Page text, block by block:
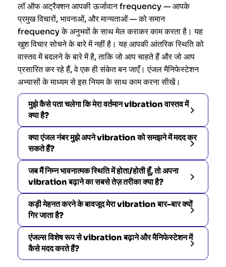
लॉ ऑफ अट्रैक्शन आपकी ऊर्जावान frequency — आपके
प्रमुख विचारों, भावनाओं, और मान्यताओं — को समान
frequency के अनुभवों के साथ मेल कराकर काम करता है। यह
खुश विचार सोचने के बारे में नहीं है। यह आपकी आंतरिक स्थिति को
वास्तव में बदलने के बारे में है, ताकि जो आप चाहते हैं और जो आप
प्रसारित कर रहे हैं, वे एक ही संकेत बन जाएँ। एंजल मैनिफेस्टेशन
अभ्यासों के माध्यम से इस नियम के साथ काम करना सीखें।
मुझे कैसे पता चलेगा कि मेरा वर्तमान vibration वास्तव में
क्या है?
क्या एंजल नंबर मुझे अपने vibration को समझने में मदद कर
सकते हैं?
जब मैं निम्न भावनात्मक स्थिति में होता/होती हूँ, तो अपना
vibration बढ़ाने का सबसे तेज़ तरीका क्या है?
कड़ी मेहनत करने के बावजूद मेरा vibration बार-बार क्यों
गिर जाता है?
एंजल्स विशेष रूप से vibration बढ़ाने और मैनिफेस्टेशन में
कैसे मदद करते हैं?